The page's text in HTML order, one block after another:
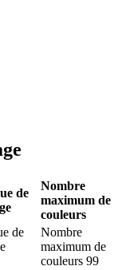
de
Nombre
maximum de
couleurs
de
Nombre
maximum de
couleurs 99